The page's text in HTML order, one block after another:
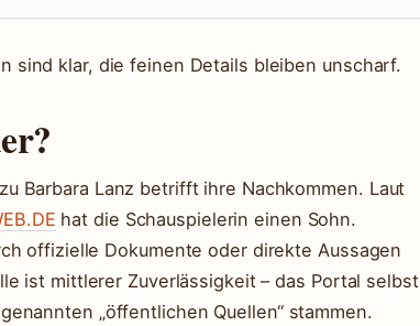
sind klar, die feinen Details bleiben unscharf.
Barbara Lanz betrifft ihre Nachkommen. Laut
hat die Schauspielerin einen Sohn.
offizielle Dokumente oder direkte Aussagen
ist mittlerer Zuverlässigkeit – das Portal selbst
„öffentlichen Quellen“ stammen.